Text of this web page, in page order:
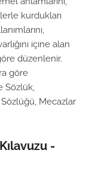
kurdukları
içine alan
düzenlenir.
göre
Sözlük,
Mecazlar
-